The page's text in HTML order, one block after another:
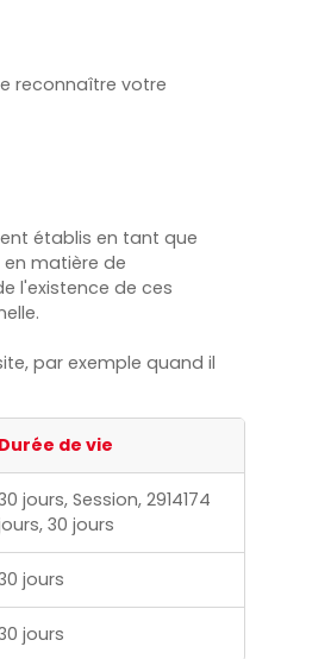
reconnaître votre
établis en tant que
matière de
l'existence de ces
par exemple quand il
Durée de vie
jours, Session, 2914174
30 jours
jours
jours